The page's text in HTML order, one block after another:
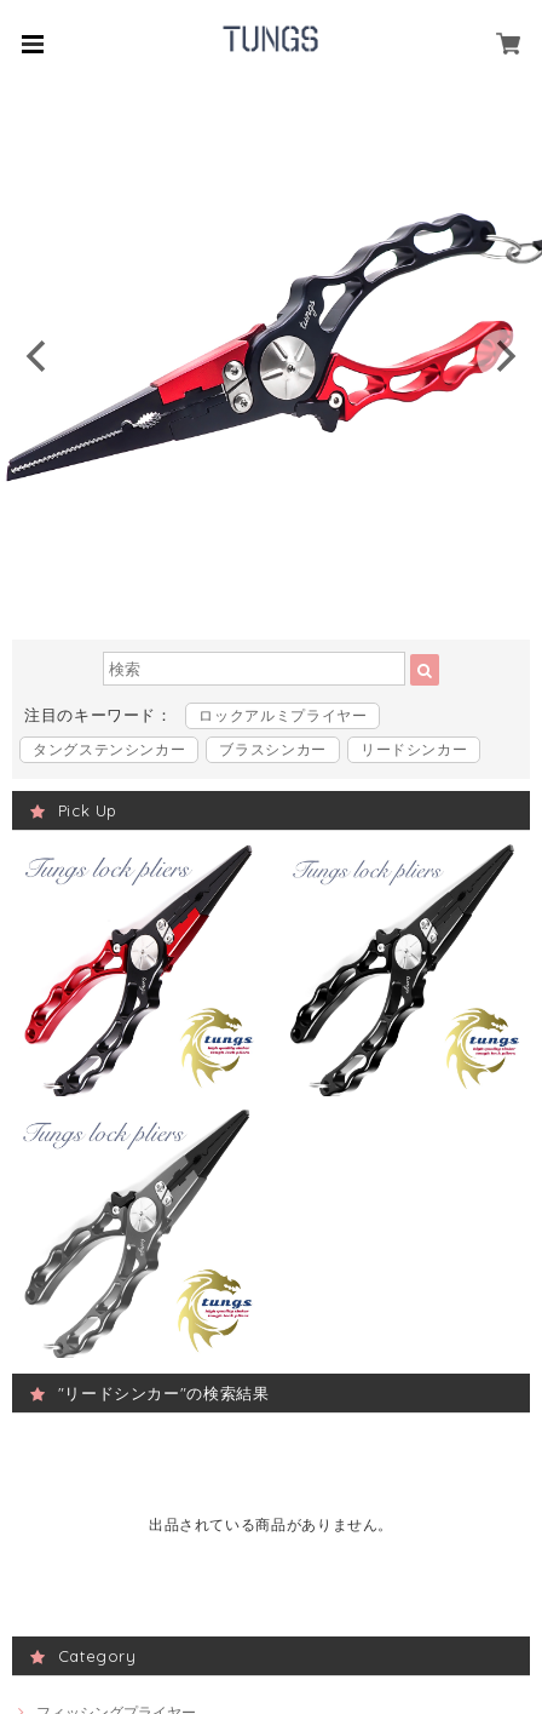
注目のキーワード：
ロックアルミプライヤー
タングステンシンカー
ブラスシンカー リードシンカー
Pick Up
"リードシンカー"の検索結果
出品されている商品がありません。
Category